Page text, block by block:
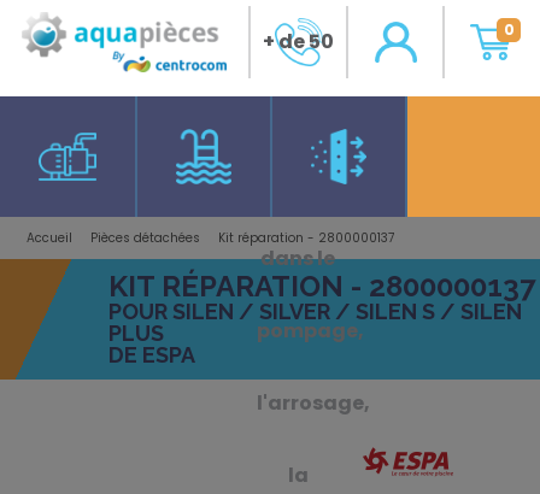
+ de 50
d'expérience
dans le
pompage,
l'arrosage,
la
0
Accueil Pièces détachées Kit réparation - 2800000137
KIT RÉPARATION - 2800000137
POUR SILEN / SILVER / SILEN S / SILEN
PLUS
DE ESPA